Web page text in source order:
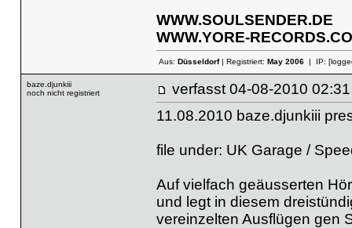
WWW.SOULSENDER.DE
WWW.YORE-
Aus: Düsseldorf| Registriert: May 2006| IP:
baze.djunkiii
noch nicht registriert
verfasst 04-08-2010
11.08.2010 baze.djunkiii
file under: UK Garage /
Auf vielfach geäusserten
und legt in diesem
vereinzelten Ausflügen gen